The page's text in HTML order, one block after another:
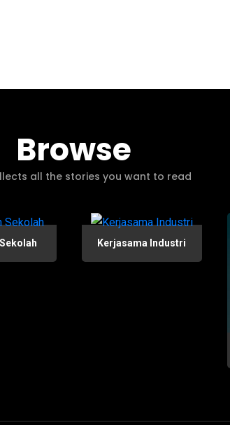
Browse
all the stories you want to read
Kerjasama Industri